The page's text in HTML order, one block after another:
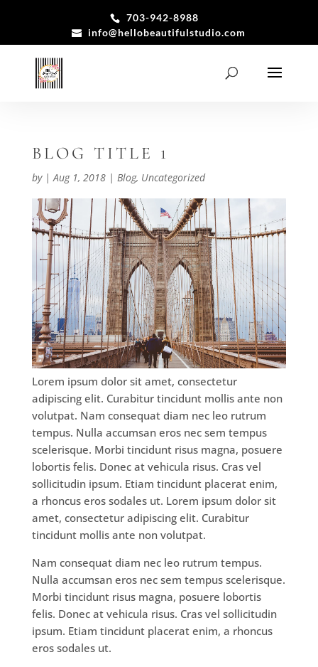
703-942-8988
info@hellobeautifulstudio.com
BLOG TITLE 1
by |Aug 1, 2018| Blog, Uncategorized
Lorem ipsum dolor sit amet, consectetur
adipiscing elit. Curabitur tincidunt mollis ante non
volutpat. Nam consequat diam nec leo rutrum
tempus. Nulla accumsan eros nec sem tempus
scelerisque. Morbi tincidunt risus magna, posuere
lobortis felis. Donec at vehicula risus. Cras vel
sollicitudin ipsum. Etiam tincidunt placerat enim,
a rhoncus eros sodales ut. Lorem ipsum dolor sit
amet, consectetur adipiscing elit. Curabitur
tincidunt mollis ante non volutpat.
Nam consequat diam nec leo rutrum tempus.
Nulla accumsan eros nec sem tempus scelerisque.
Morbi tincidunt risus magna, posuere lobortis
felis. Donec at vehicula risus. Cras vel sollicitudin
ipsum. Etiam tincidunt placerat enim, a rhoncus
eros sodales ut.